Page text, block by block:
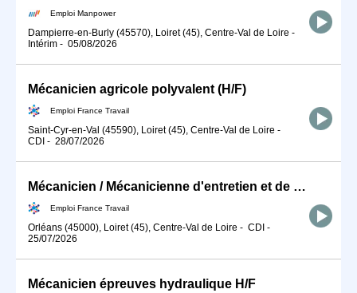
Emploi Manpower
Dampierre-en-Burly (45570), Loiret (45), Centre-Val de Loire -
Intérim - 05/08/2026
Mécanicien agricole polyvalent (H/F)
Emploi France Travail
Saint-Cyr-en-Val (45590), Loiret (45), Centre-Val de Loire -
CDI - 28/07/2026
Mécanicien / Mécanicienne d'entretien et de maintenance d'engins (H/F)
Emploi France Travail
Orléans (45000), Loiret (45), Centre-Val de Loire - CDI -
25/07/2026
Mécanicien épreuves hydraulique H/F